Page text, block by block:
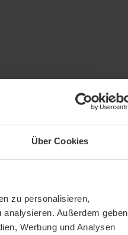
Über Cookies
zu personalisieren,
Außerdem geben
Werbung und Analysen